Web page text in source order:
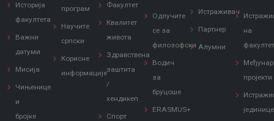
Историја
факултета
Важни
датуми
Мисија
Чињенице
и
бројке
програм
Научите
српски
Корисне
информације
Факултет
Квалитет
живота
Здравствена
заштита
/
хендикеп
Спорт
Одлучите
се за
филозофски
Водич
за
бруцоше
ERASMUS+
Истраживач
Партнер
Алумни
на
пројекти
јединице